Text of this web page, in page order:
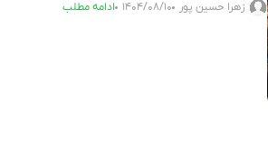
زهرا حسین پور ۱۴۰۴/۰۸/۱۰ ادامه مطلب